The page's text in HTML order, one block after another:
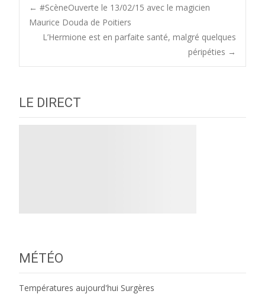
Post
navigation
← #ScèneOuverte le 13/02/15 avec le magicien
Maurice Douda de Poitiers
L’Hermione est en parfaite santé, malgré quelques
péripéties →
LE DIRECT
MÉTÉO
Températures aujourd'hui Surgères